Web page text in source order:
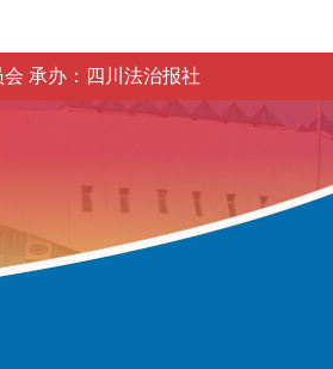
承办：四川法治报社